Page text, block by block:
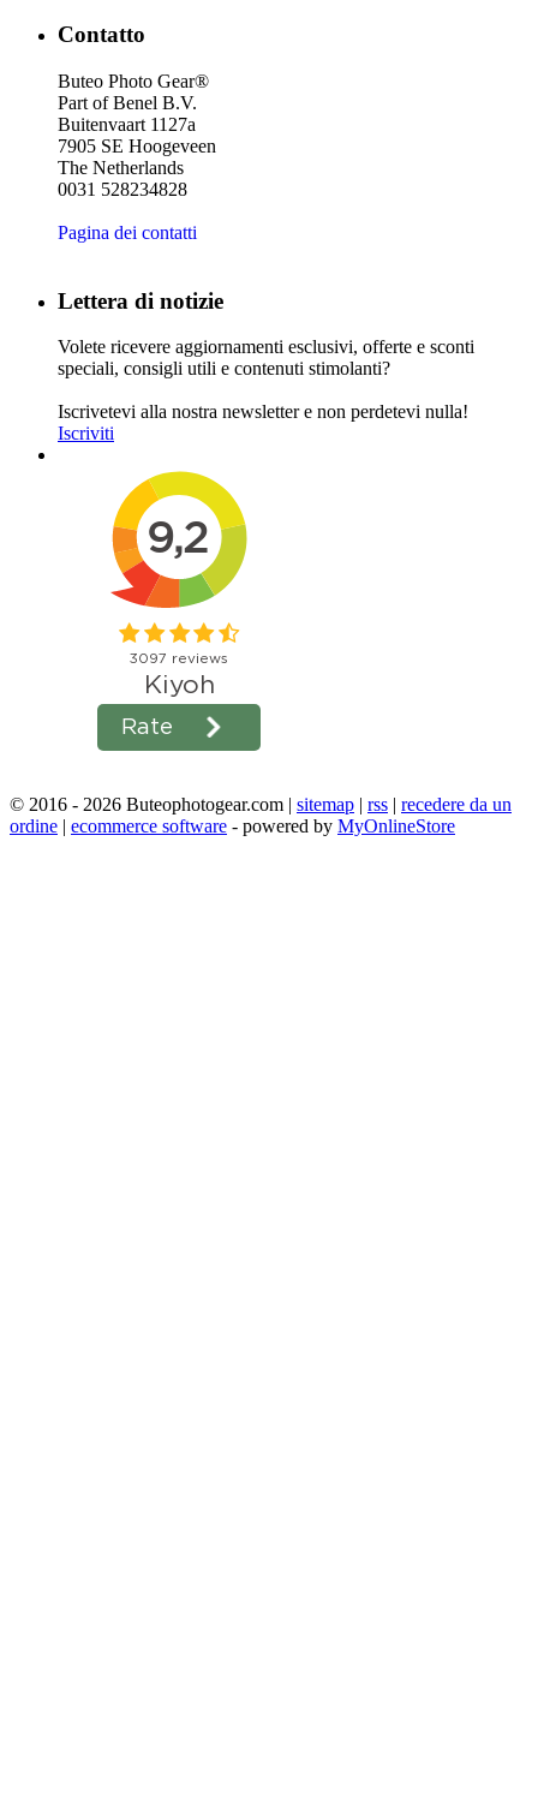
Contatto
Buteo Photo Gear®
Part of Benel B.V.
Buitenvaart 1127a
7905 SE Hoogeveen
The Netherlands
0031 528234828
Pagina dei contatti
Lettera di notizie
Volete ricevere aggiornamenti esclusivi, offerte e sconti
speciali, consigli utili e contenuti stimolanti?
Iscrivetevi alla nostra newsletter e non perdetevi nulla!
Iscriviti
© 2016 - 2026 Buteophotogear.com | sitemap | rss | recedere da un
ordine | ecommerce software - powered by MyOnlineStore